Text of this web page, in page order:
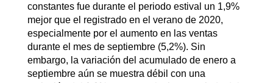
constantes fue durante el periodo estival un 1,9%
mejor que el registrado en el verano de 2020,
especialmente por el aumento en las ventas
durante el mes de septiembre (5,2%). Sin
embargo, la variación del acumulado de enero a
septiembre aún se muestra débil con una